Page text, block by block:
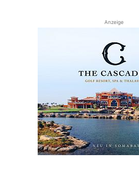
Anzeige